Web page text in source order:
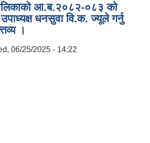
आ.ब.२०८२-०८३ को
धनसुवा वि.क. ज्यूले गर्नु
।
06/25/2025 - 14:22